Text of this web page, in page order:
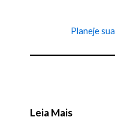
Planeje
Leia Mais